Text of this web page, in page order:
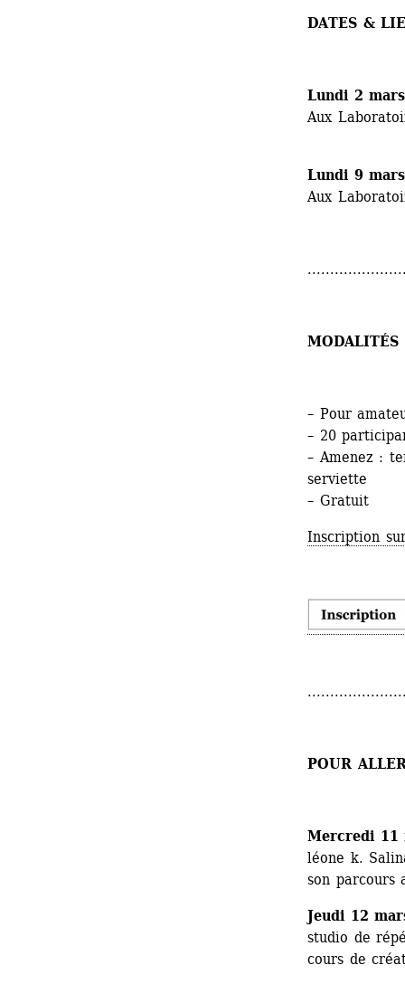
DATES &
Lundi 2
Aux
Lundi 9
Aux
MODALITÉS
– Pour
– 20
– Amenez :
serviette
– Gratuit
Inscription
POUR
Mercredi 11
léone k.
son
Jeudi 12
studio de
cours de